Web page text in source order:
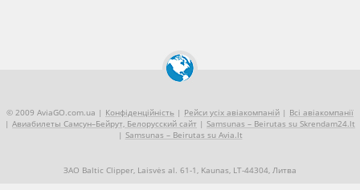
© 2009 AviaGO.com.ua | Конфіденційність | Рейси усіх авіакомпаній | Всі авіакомпанії
| Авиабилеты Самсун–Бейрут, Белорусский сайт | Samsunas – Beirutas su Skrendam24.lt
| Samsunas – Beirutas su Avia.lt
ЗАО Baltic Clipper, Laisvės al. 61-1, Kaunas, LT-44304, Литва